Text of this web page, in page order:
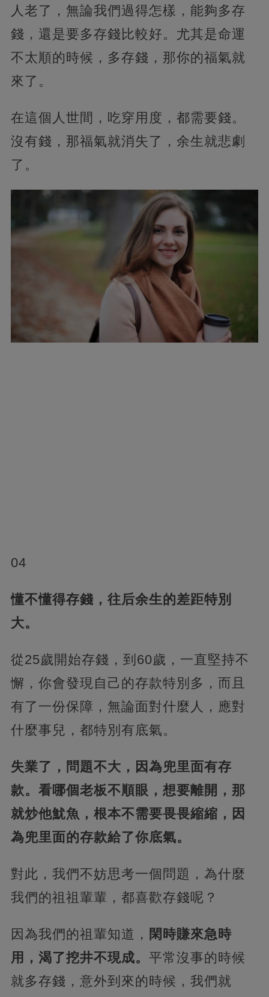
人老了，無論我們過得怎樣，能夠多存
錢，還是要多存錢比較好。尤其是命運
不太順的時候，多存錢，那你的福氣就
來了。
在這個人世間，吃穿用度，都需要錢。
沒有錢，那福氣就消失了，余生就悲劇
了。
04
懂不懂得存錢，往后余生的差距特別
大。
從25歲開始存錢，到60歲，一直堅持不
懈，你會發現自己的存款特別多，而且
有了一份保障，無論面對什麼人，應對
什麼事兒，都特別有底氣。
失業了，問題不大，因為兜里面有存
款。看哪個老板不順眼，想要離開，那
就炒他魷魚，根本不需要畏畏縮縮，因
為兜里面的存款給了你底氣。
對此，我們不妨思考一個問題，為什麼
我們的祖祖輩輩，都喜歡存錢呢？
因為我們的祖輩知道， 閑時賺來急時
用，渴了挖井不現成。 平常沒事的時候
就多存錢，意外到來的時候，我們就